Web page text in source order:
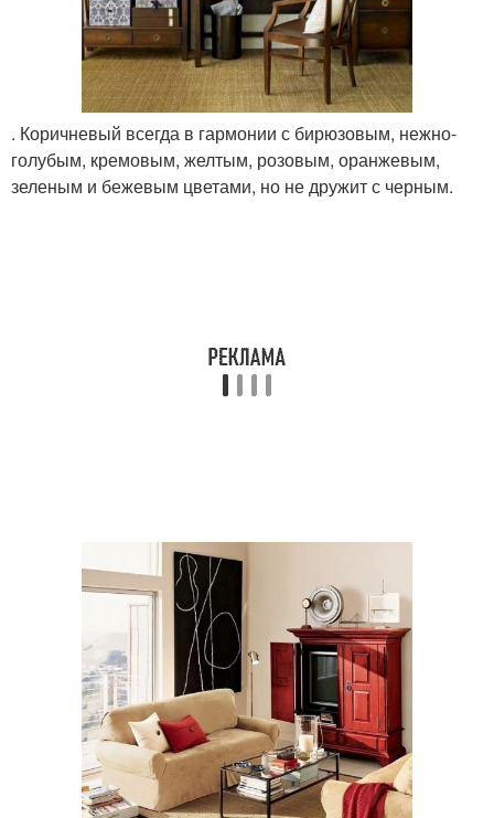
. Коричневый всегда в гармонии с бирюзовым, нежно-
голубым, кремовым, желтым, розовым, оранжевым,
зеленым и бежевым цветами, но не дружит с черным.